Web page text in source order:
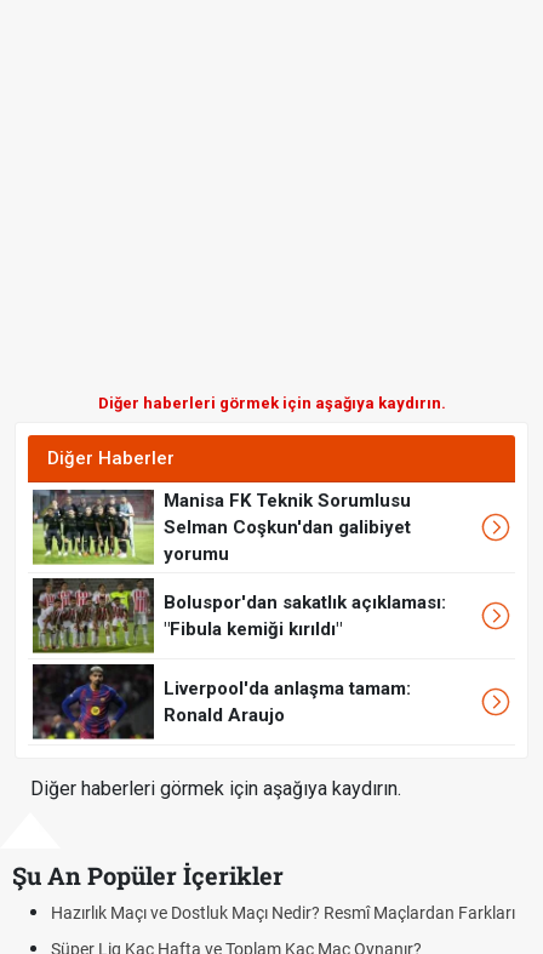
Diğer haberleri görmek için aşağıya kaydırın.
Diğer Haberler
Manisa FK Teknik Sorumlusu
Selman Coşkun'dan galibiyet
yorumu
Boluspor'dan sakatlık açıklaması:
"Fibula kemiği kırıldı"
Liverpool'da anlaşma tamam:
Ronald Araujo
Diğer haberleri görmek için aşağıya kaydırın.
Şu An Popüler İçerikler
Maçı ve Dostluk Maçı Nedir? Resmî Maçlardan Farkları
Kaç Hafta ve Toplam Kaç Maç Oynanır?
Puan